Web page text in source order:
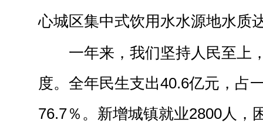
心城区集中式饮用水水源地水质
一年来，我们坚持人民至上
度。全年民生支出40.6亿元，占
76.7％。新增城镇就业2800人，